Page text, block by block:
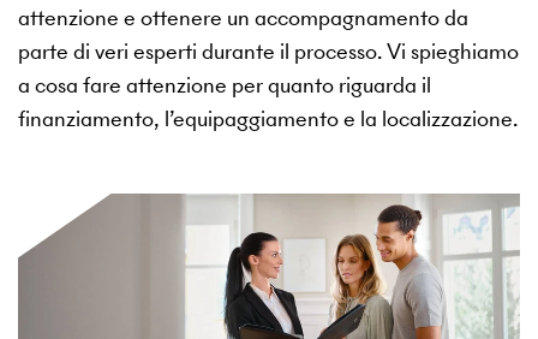
attenzione e ottenere un accompagnamento da
parte di veri esperti durante il processo. Vi spieghiamo
a cosa fare attenzione per quanto riguarda il
finanziamento, l’equipaggiamento e la localizzazione.